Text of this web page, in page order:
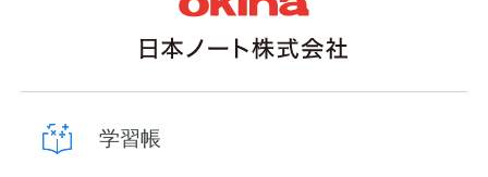
学習帳